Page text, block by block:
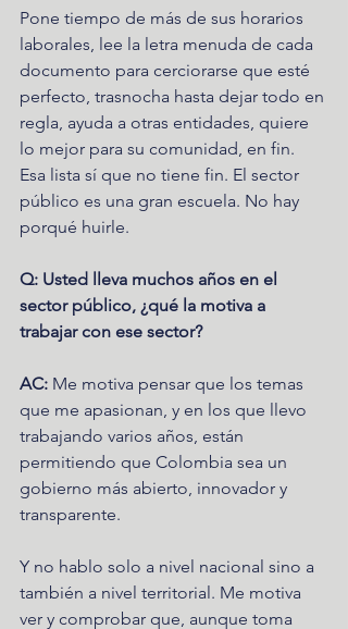
Pone tiempo de más de sus horarios
laborales, lee la letra menuda de cada
documento para cerciorarse que esté
perfecto, trasnocha hasta dejar todo en
regla, ayuda a otras entidades, quiere
lo mejor para su comunidad, en fin.
Esa lista sí que no tiene fin. El sector
público es una gran escuela. No hay
porqué huirle.
Q: Usted lleva muchos años en el
sector público, ¿qué la motiva a
trabajar con ese sector?
AC: Me motiva pensar que los temas
que me apasionan, y en los que llevo
trabajando varios años, están
permitiendo que Colombia sea un
gobierno más abierto, innovador y
transparente.
Y no hablo solo a nivel nacional sino a
también a nivel territorial. Me motiva
ver y comprobar que, aunque toma